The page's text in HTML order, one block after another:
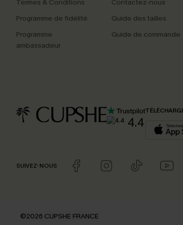
Termes & Conditions
Programme de fidélité
Programme
ambassadeur
Contactez-nous
Guide des tailles
Guide de commande
4.4
SUIVEZ-NOUS
©2026 CUPSHE FRANCE